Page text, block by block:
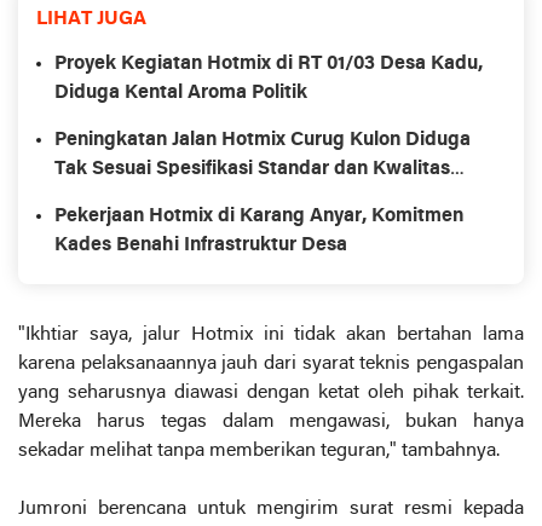
LIHAT JUGA
Proyek Kegiatan Hotmix di RT 01/03 Desa Kadu,
Diduga Kental Aroma Politik
Peningkatan Jalan Hotmix Curug Kulon Diduga
Tak Sesuai Spesifikasi Standar dan Kwalitas
Pekerjaan Hotmix di Karang Anyar, Komitmen
Kades Benahi Infrastruktur Desa
"Ikhtiar saya, jalur Hotmix ini tidak akan bertahan lama
karena pelaksanaannya jauh dari syarat teknis pengaspalan
yang seharusnya diawasi dengan ketat oleh pihak terkait.
Mereka harus tegas dalam mengawasi, bukan hanya
sekadar melihat tanpa memberikan teguran," tambahnya.
Jumroni berencana untuk mengirim surat resmi kepada